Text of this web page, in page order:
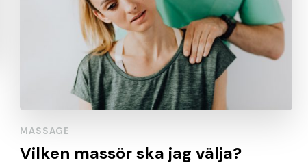
MASSAGE
Vilken massör ska jag välja?